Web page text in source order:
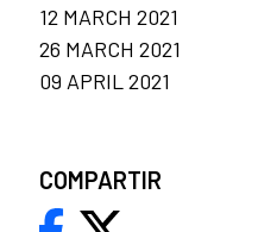
12 MARCH 2021
26 MARCH 2021
09 APRIL 2021
COMPARTIR